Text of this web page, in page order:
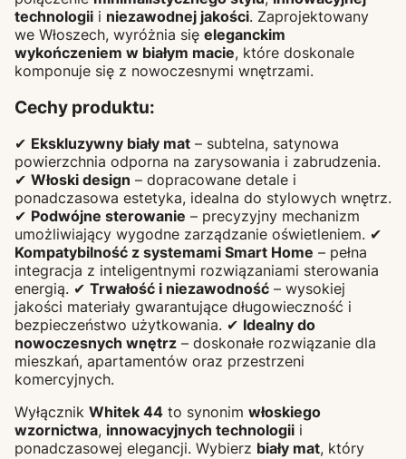
technologii i niezawodnej jakości. Zaprojektowany
we Włoszech, wyróżnia się eleganckim
wykończeniem w białym macie, które doskonale
komponuje się z nowoczesnymi wnętrzami.
Cechy produktu:
✔ Ekskluzywny biały mat – subtelna, satynowa
powierzchnia odporna na zarysowania i zabrudzenia.
✔ Włoski design – dopracowane detale i
ponadczasowa estetyka, idealna do stylowych wnętrz.
✔ Podwójne sterowanie – precyzyjny mechanizm
umożliwiający wygodne zarządzanie oświetleniem. ✔
Kompatybilność z systemami Smart Home – pełna
integracja z inteligentnymi rozwiązaniami sterowania
energią. ✔ Trwałość i niezawodność – wysokiej
jakości materiały gwarantujące długowieczność i
bezpieczeństwo użytkowania. ✔ Idealny do
nowoczesnych wnętrz – doskonałe rozwiązanie dla
mieszkań, apartamentów oraz przestrzeni
komercyjnych.
Wyłącznik Whitek 44 to synonim włoskiego
wzornictwa, innowacyjnych technologii i
ponadczasowej elegancji. Wybierz biały mat, który